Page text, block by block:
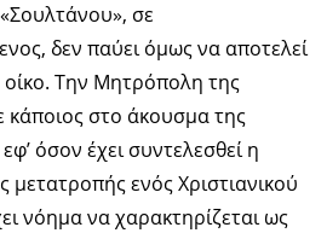
σε
δεν παύει όμως να αποτελεί
οίκο. Την Μητρόπολη της
κάποιος στο άκουσμα της
όσον έχει συντελεσθεί η
μετατροπής ενός Χριστιανικού
νόημα να χαρακτηρίζεται ως